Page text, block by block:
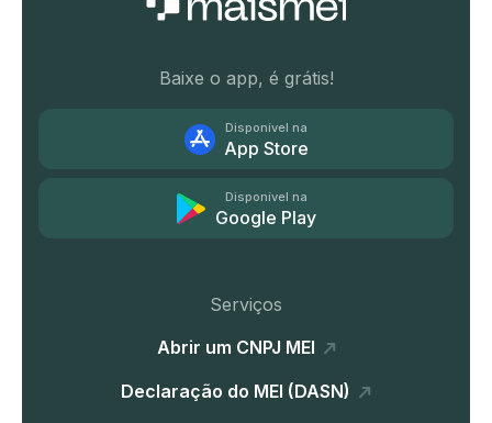
Baixe o app, é grátis!
Disponível na
App Store
Disponível na
Google Play
Serviços
Abrir um CNPJ MEI
Declaração do MEI (DASN)